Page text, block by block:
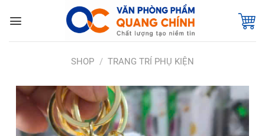
qua
SHOP / TRANG TRÍ PHỤ KIỆN